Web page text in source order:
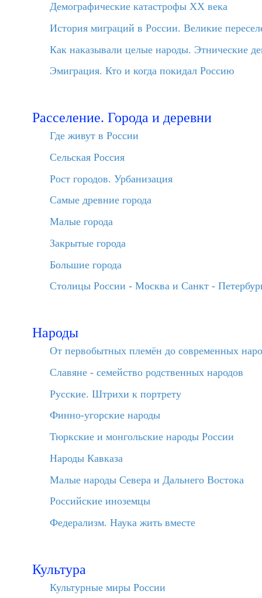
Демографические катастрофы XX века
История миграций в России. Великие
Как наказывали целые народы. Этнические
Эмиграция. Кто и когда покидал Россию
Расселение. Города и деревни
Где живут в России
Сельская Россия
Рост городов. Урбанизация
Самые древние города
Малые города
Закрытые города
Большие города
Столицы России - Москва и Санкт -
Народы
От первобытных племён до современных
Славяне - семейство родственных народов
Русские. Штрихи к портрету
Финно-угорские народы
Тюркские и монгольские народы России
Народы Кавказа
Малые народы Севера и Дальнего Востока
Российские иноземцы
Федерализм. Наука жить вместе
Культура
Культурные миры России